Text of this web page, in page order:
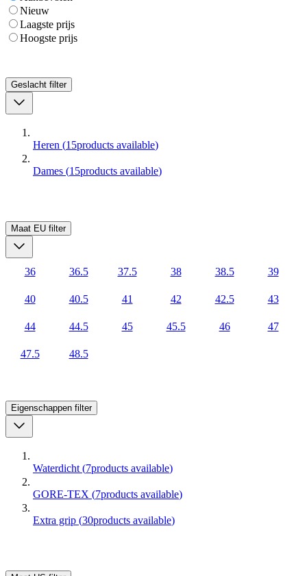
Nieuw
Laagste prijs
Hoogste prijs
Geslacht filter
Heren (15products available)
Dames (15products available)
Maat EU filter
36 36.5 37.5 38 38.5 39
40 40.5 41 42 42.5 43
44 44.5 45 45.5 46 47
47.5 48.5
Eigenschappen filter
Waterdicht (7products available)
GORE-TEX (7products available)
Extra grip (30products available)